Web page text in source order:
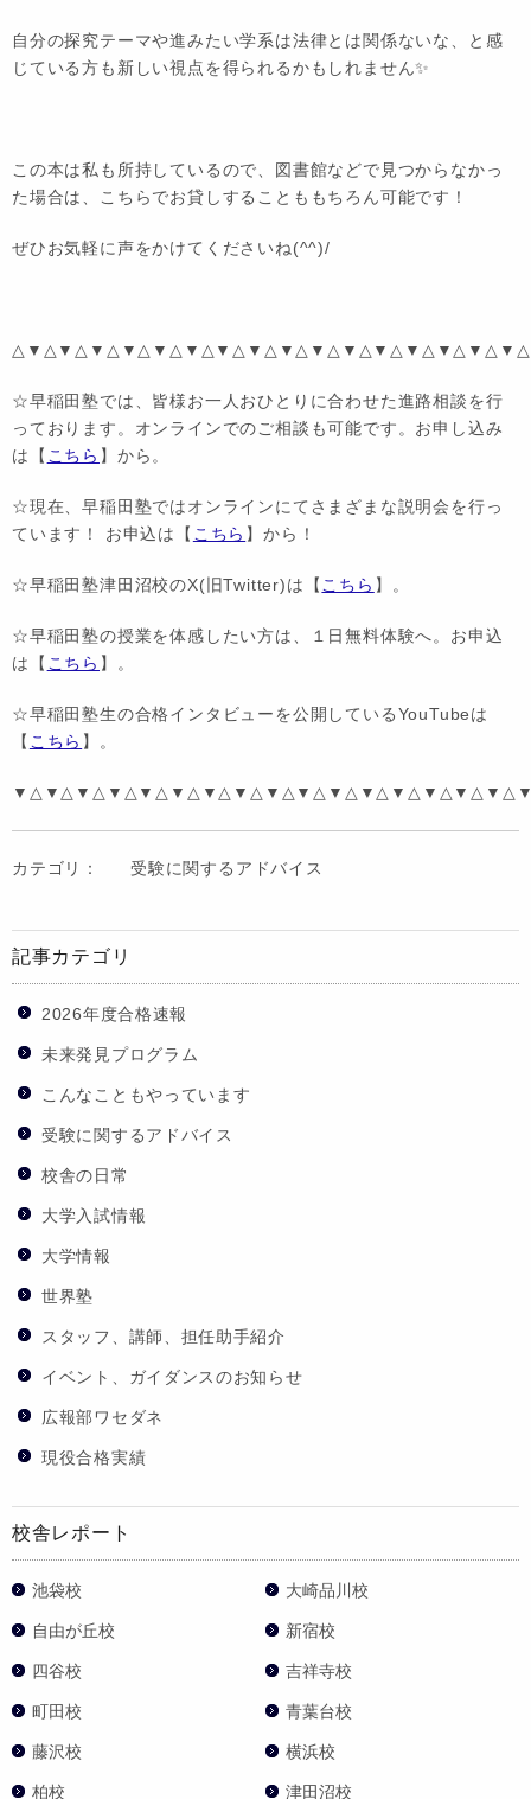
自分の探究テーマや進みたい学系は法律とは関係ないな、と感
じている方も新しい視点を得られるかもしれません✨
この本は私も所持しているので、図書館などで見つからなかっ
た場合は、こちらでお貸しすることももちろん可能です！
ぜひお気軽に声をかけてくださいね(^^)/
☆早稲田塾では、皆様お一人おひとりに合わせた進路相談を行
っております。オンラインでのご相談も可能です。お申し込み
は【 こちら 】から。
☆現在、早稲田塾ではオンラインにてさまざまな説明会を行っ
ています！ お申込は【 こちら 】から！
☆早稲田塾津田沼校のX(旧Twitter)は【 こちら 】。
☆早稲田塾の授業を体感したい方は、１日無料体験へ。お申込
は【 こちら 】。
☆早稲田塾生の合格インタビューを公開しているYouTubeは
【 こちら 】。
カテゴリ： 受験に関するアドバイス
記事カテゴリ
2026年度合格速報
未来発見プログラム
こんなこともやっています
受験に関するアドバイス
校舎の日常
大学入試情報
大学情報
世界塾
スタッフ、講師、担任助手紹介
イベント、ガイダンスのお知らせ
広報部ワセダネ
現役合格実績
校舎レポート
池袋校 大崎品川校
自由が丘校 新宿校
四谷校 吉祥寺校
町田校 青葉台校
藤沢校 横浜校
柏校 津田沼校